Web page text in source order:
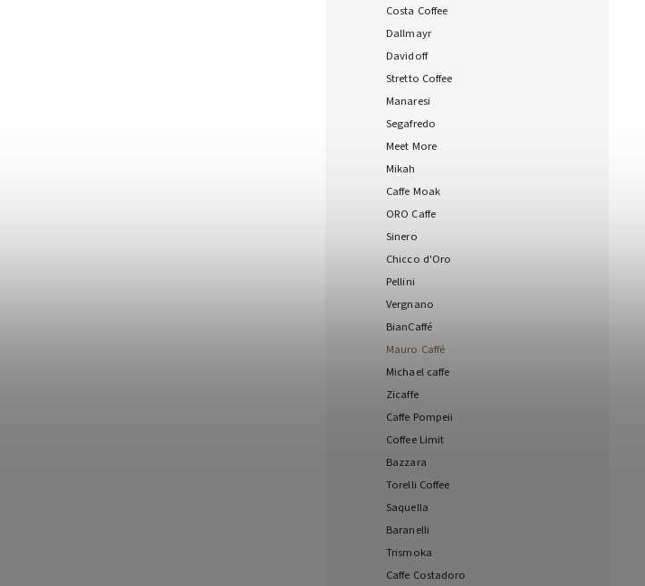
Costa Coffee
Dallmayr
Davidoff
Stretto Coffee
Manaresi
Segafredo
Meet More
Mikah
Caffe Moak
ORO Caffe
Sinero
Chicco d'Oro
Pellini
Vergnano
BianCaffé
Mauro Caffé
Michael caffe
Zicaffe
Caffe Pompeii
Coffee Limit
Bazzara
Torelli Coffee
Saquella
Baranelli
Trismoka
Caffe Costadoro